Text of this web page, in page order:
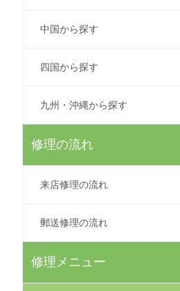
中国から探す
四国から探す
九州・沖縄から探す
修理の流れ
来店修理の流れ
郵送修理の流れ
修理メニュー